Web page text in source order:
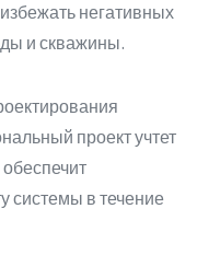
негативных
и скважины.
проект учтет
системы в течение